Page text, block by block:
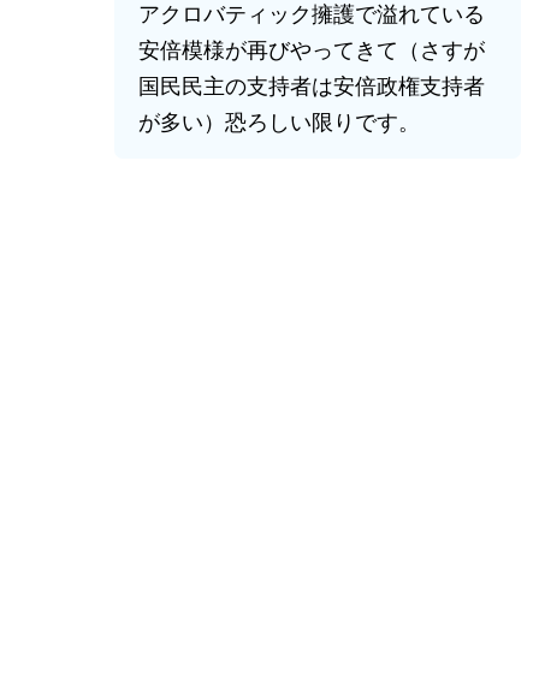
アクロバティック擁護で溢れている
安倍模様が再びやってきて（さすが
国民民主の支持者は安倍政権支持者
が多い）恐ろしい限りです。